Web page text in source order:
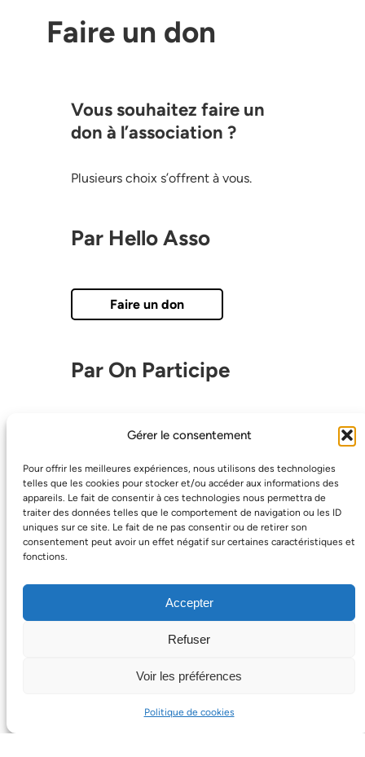
Gérer le consentement
Pour offrir les meilleures expériences, nous utilisons des technologies
telles que les cookies pour stocker et/ou accéder aux informations des
appareils. Le fait de consentir à ces technologies nous permettra de
traiter des données telles que le comportement de navigation ou les ID
uniques sur ce site. Le fait de ne pas consentir ou de retirer son
consentement peut avoir un effet négatif sur certaines caractéristiques et
fonctions.
Accepter
Refuser
Voir les préférences
Politique de cookies
Faire un don
Vous souhaitez faire un
don à l’association ?
Plusieurs choix s’offrent à vous.
Par Hello Asso
Faire un don
Par On Participe
Faire un don
Par Paypal